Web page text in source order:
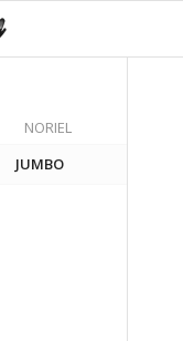
NORIEL
JUMBO